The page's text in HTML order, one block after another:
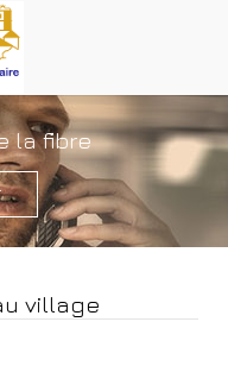
la fibre
village